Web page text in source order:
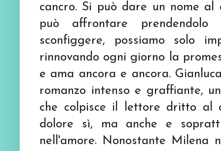
cancro. Si può dare un nome
può affrontare
sconfiggere, possiamo solo
rinnovando ogni giorno la
e ama ancora e ancora.
romanzo intenso e graffiante,
che colpisce il lettore dritto
dolore sì, ma anche e
nell'amore. Nonostante Milena